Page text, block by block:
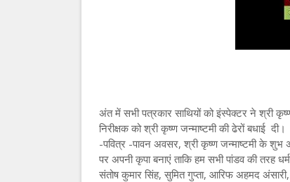
अंत में सभी पत्रकार साथियों को इंस्पेक्टर ने श्री कृष्ण
निरीक्षक को श्री कृष्ण जन्माष्टमी की ढेरों बधाई
-पवित्र -पावन अवसर, श्री कृष्ण जन्माष्टमी के
पर अपनी कृपा बनाएं ताकि हम सभी पांडव की तरह
संतोष कुमार सिंह, सुमित गुप्ता, आरिफ अहमद